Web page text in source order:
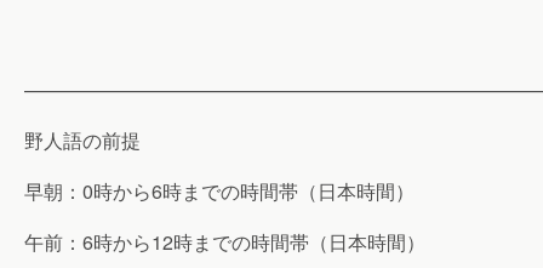
野人語の前提
早朝：0時から6時までの時間帯（日本時間）
午前：6時から12時までの時間帯（日本時間）